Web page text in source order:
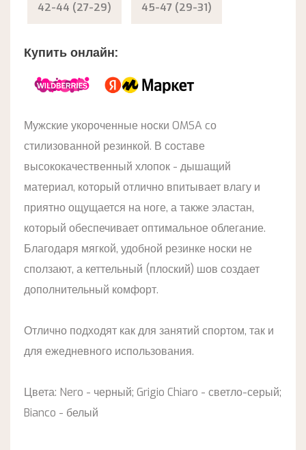
42-44 (27-29) 45-47 (29-31)
Купить онлайн:
Мужские укороченные носки OMSA cо
стилизованной резинкой. В составе
высококачественный хлопок - дышащий
материал, который отлично впитывает влагу и
приятно ощущается на ноге, а также эластан,
который обеспечивает оптимальное облегание.
Благодаря мягкой, удобной резинке носки не
сползают, а кеттельный (плоский) шов создает
дополнительный комфорт.
Отлично подходят как для занятий спортом, так и
для ежедневного использования.
Цвета: Nero - черный; Grigio Chiaro - светло-серый;
Bianco - белый